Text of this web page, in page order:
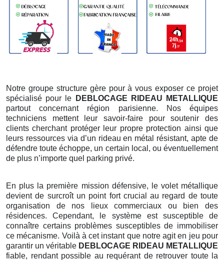
Notre groupe structure gère pour à vous exposer ce projet
spécialisé pour le
DEBLOCAGE RIDEAU METALLIQUE
partout concernant région parisienne. Nos équipes
techniciens mettent leur savoir-faire pour soutenir des
clients cherchant protéger leur propre protection ainsi que
leurs ressources via d’un rideau en métal résistant, apte de
défendre toute échoppe, un certain local, ou éventuellement
de plus n’importe quel parking privé.
En plus la première mission défensive, le volet métallique
devient de surcroît un point fort crucial au regard de toute
organisation de nos lieux commerciaux ou bien des
résidences. Cependant, le système est susceptible de
connaître certains problèmes susceptibles de immobiliser
ce mécanisme. Voilà à cet instant que notre agit en jeu pour
garantir un véritable DEBLOCAGE RIDEAU METALLIQUE
fiable, rendant possible au requérant de retrouver toute la